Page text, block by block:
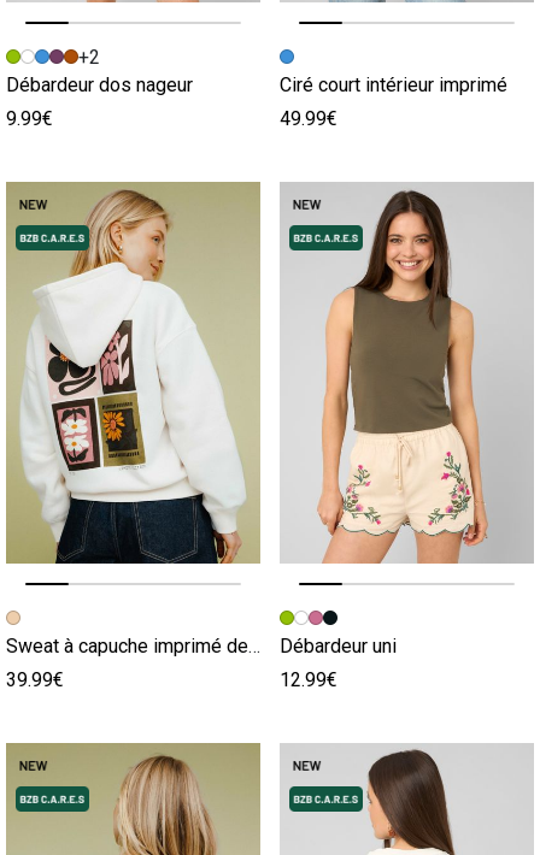
Image précédente
Image suivante
+2
Débardeur dos nageur
9.99€
Image précédente
Image suivante
Ciré court intérieur imprimé
49.99€
Image précédente
Image suivante
Sweat à capuche imprimé devant / dos
39.99€
Image précédente
Image suivante
Débardeur uni
12.99€